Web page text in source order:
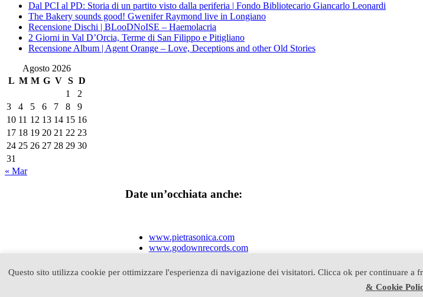
Dal PCI al PD: Storia di un partito visto dalla periferia | Fondo Bibliotecario Giancarlo Leonardi
The Bakery sounds good! Gwenifer Raymond live in Longiano
Recensione Dischi | BLooDNoISE – Haemolacria
2 Giorni in Val D’Orcia, Terme di San Filippo e Pitigliano
Recensione Album | Agent Orange – Love, Deceptions and other Old Stories
Agosto 2026
L M M G V S D
1
2
3
4 5 6 7 8
9
10 11 12 13 14 15 16
17 18 19 20 21 22 23
24 25 26 27 28 29 30
31
« Mar
Date un’occhiata anche:
www.pietrasonica.com
www.godownrecords.com
www.leozilla.it
pietrobondi.blogspot.com
Questo sito utilizza cookie per ottimizzare l'esperienza di navigazione dei visitatori. Clicca ok per continuare a
& Cookie